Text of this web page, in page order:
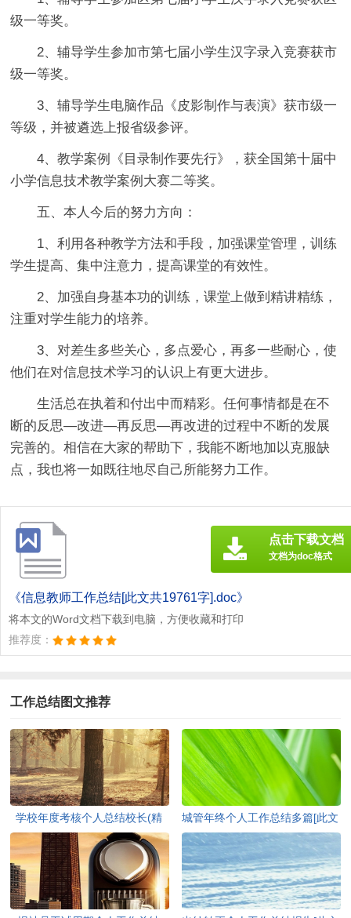
级一等奖。
2、辅导学生参加市第七届小学生汉字录入竞赛获市
级一等奖。
3、辅导学生电脑作品《皮影制作与表演》获市级一
等级，并被遴选上报省级参评。
4、教学案例《目录制作要先行》，获全国第十届中
小学信息技术教学案例大赛二等奖。
五、本人今后的努力方向：
1、利用各种教学方法和手段，加强课堂管理，训练
学生提高、集中注意力，提高课堂的有效性。
2、加强自身基本功的训练，课堂上做到精讲精练，
注重对学生能力的培养。
3、对差生多些关心，多点爱心，再多一些耐心，使
他们在对信息技术学习的认识上有更大进步。
生活总在执着和付出中而精彩。任何事情都是在不
断的反思—改进—再反思—再改进的过程中不断的发展
完善的。相信在大家的帮助下，我能不断地加以克服缺
点，我也将一如既往地尽自己所能努力工作。
《信息教师工作总结[此文共19761字].doc》
将本文的Word文档下载到电脑，方便收藏和打印
推荐度：
点击下载文档
文档为doc格式
工作总结图文推荐
学校年度考核个人总结校长(精
选多篇)[此文共7741字]
城管年终个人工作总结多篇[此文
共6136字]